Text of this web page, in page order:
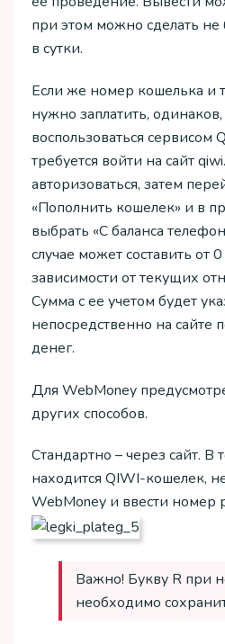
при этом можно сделать
в сутки.
Если же номер кошелька и
нужно заплатить,
воспользоваться сервисом
требуется войти на сайт
авторизоваться, затем
«Пополнить кошелек» и в
выбрать «С баланса
случае может составить от
зависимости от текущих
Сумма с ее учетом будет
непосредственно на сайте
денег.
Для WebMoney
других способов.
Стандартно – через сайт. В
находится QIWI-кошелек,
WebMoney и ввести номер
Важно! Букву R при
необходимо